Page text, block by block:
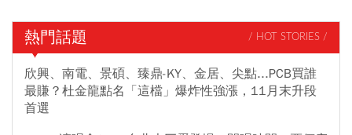
熱門話題 / HOT STORIES /
欣興、南電、景碩、臻鼎-KY、金居、尖點...PCB買誰
最賺？杜金龍點名「這檔」爆炸性強漲，11月末升段
首選